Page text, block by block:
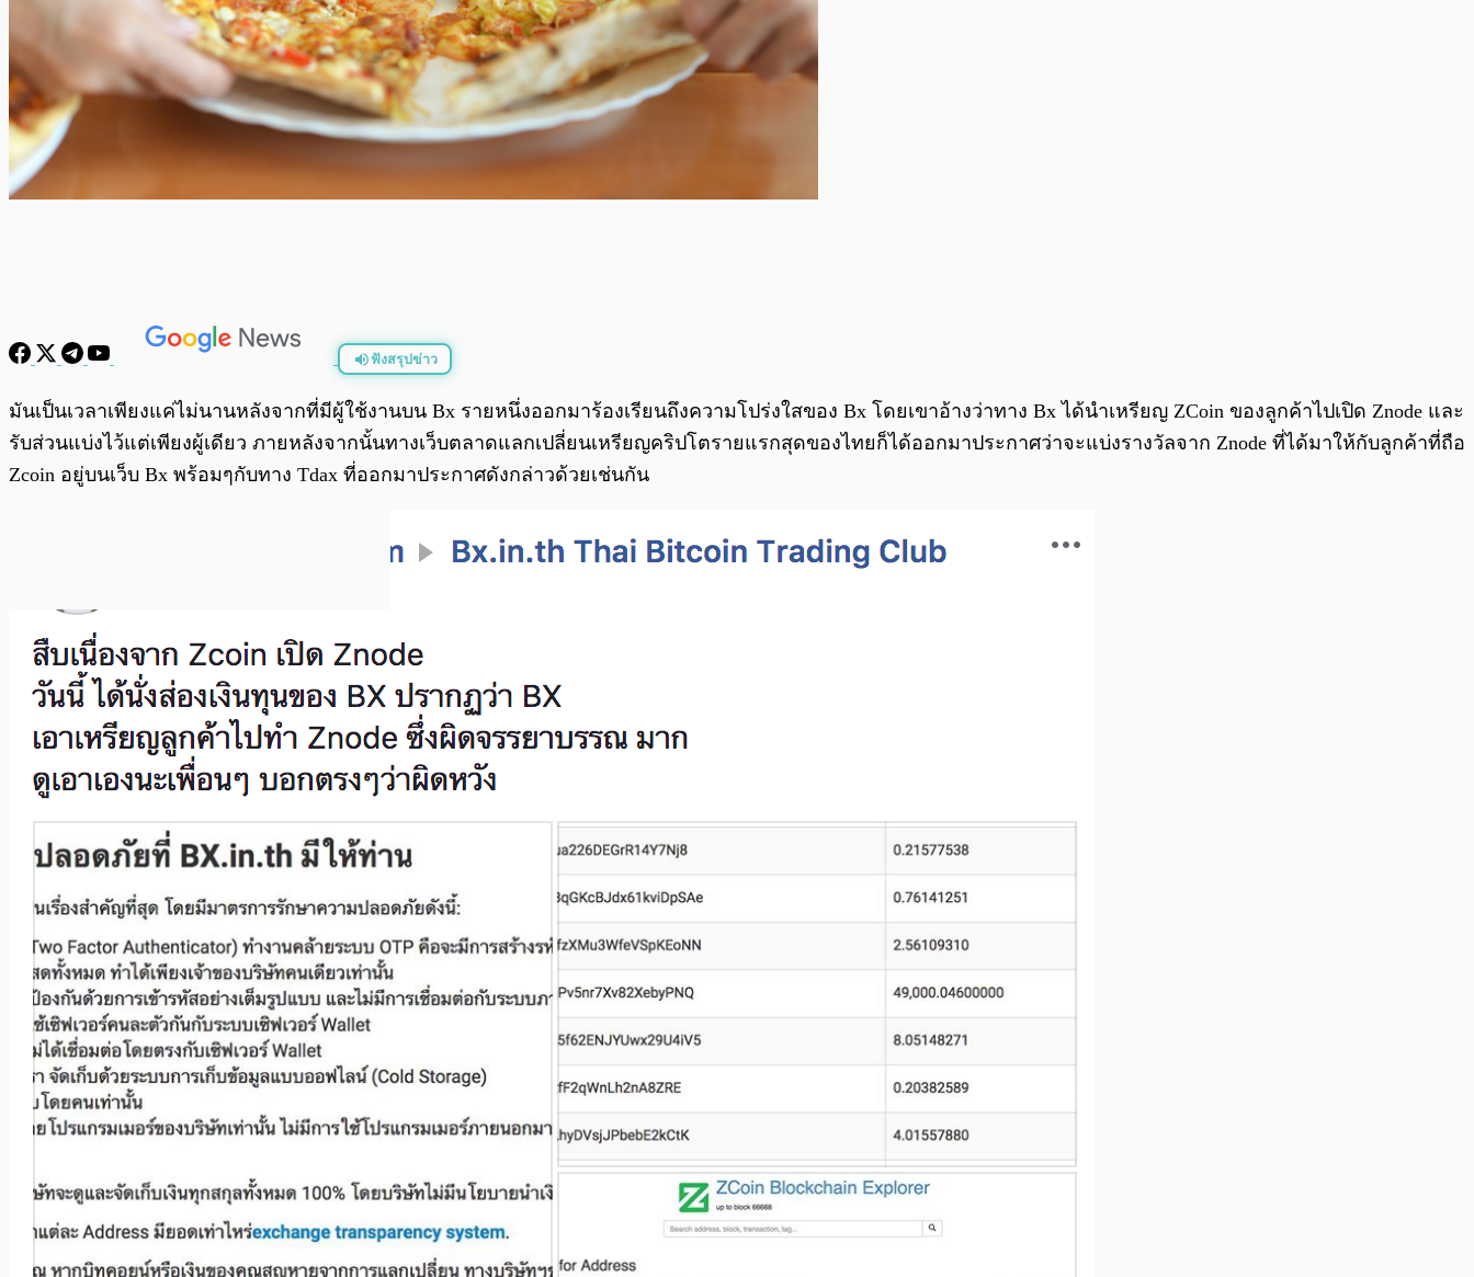
ฟังสรุปข่าว
พร้อมเล่น 0:00/ 0:00
มันเป็นเวลาเพียงแค่ไม่นานหลังจากที่มีผู้ใช้งานบน Bx รายหนึ่งออกมาร้องเรียนถึงความโปร่งใสของ Bx โดยเขาอ้างว่าทาง Bx ได้นำเหรียญ ZCoin ของลูกค้าไปเปิด Znode และ
รับส่วนแบ่งไว้แต่เพียงผู้เดียว ภายหลังจากนั้นทางเว็บตลาดแลกเปลี่ยนเหรียญคริปโตรายแรกสุดของไทยก็ได้ออกมาประกาศว่าจะแบ่งรางวัลจาก Znode ที่ได้มาให้กับลูกค้าที่ถือ
Zcoin อยู่บนเว็บ Bx พร้อมๆกับทาง Tdax ที่ออกมาประกาศดังกล่าวด้วยเช่นกัน